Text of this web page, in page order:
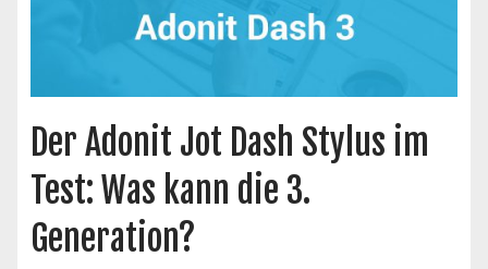
Der Adonit Jot Dash Stylus im
Test: Was kann die 3.
Generation?